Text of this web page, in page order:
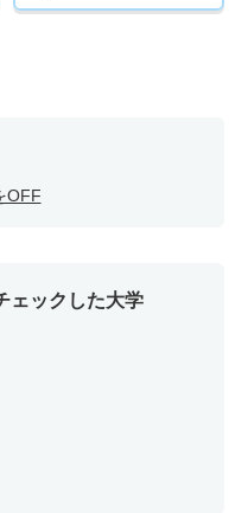
OFF
ェックした大学